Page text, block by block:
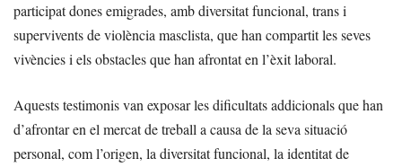
participat dones emigrades, amb diversitat funcional, trans i
supervivents de violència masclista, que han compartit les seves
vivències i els obstacles que han afrontat en l’èxit laboral.
Aquests testimonis van exposar les dificultats addicionals que han
d’afrontar en el mercat de treball a causa de la seva situació
personal, com l’origen, la diversitat funcional, la identitat de